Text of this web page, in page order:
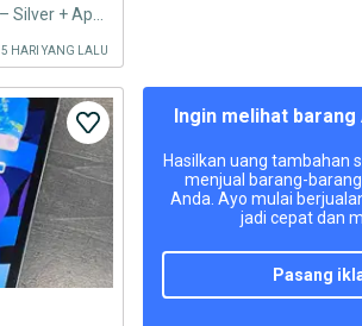
5 HARI YANG LALU
Ingin melihat barang
Hasilkan uang tambahan
menjual barang-
Anda. Ayo mulai
jadi cepat dan
pasang